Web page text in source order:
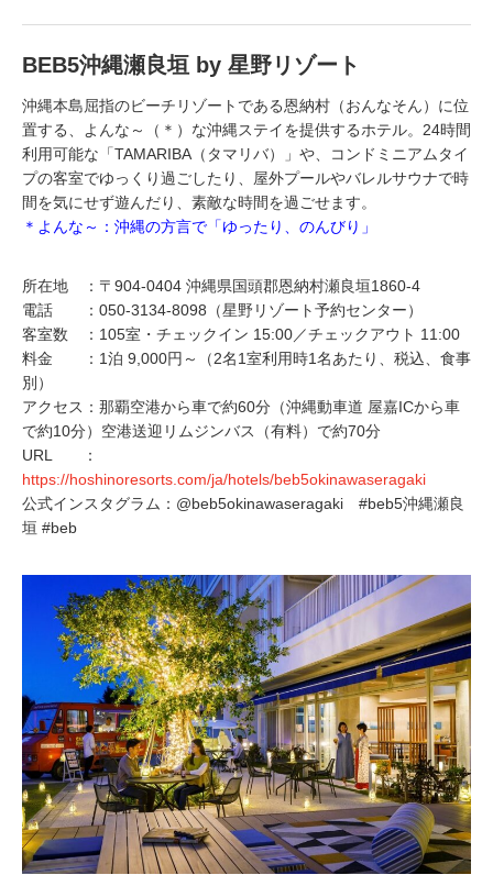
BEB5沖縄瀬良垣 by 星野リゾート
沖縄本島屈指のビーチリゾートである恩納村（おんなそん）に位
置する、よんな～（＊）な沖縄ステイを提供するホテル。24時間
利用可能な「TAMARIBA（タマリバ）」や、コンドミニアムタイ
プの客室でゆっくり過ごしたり、屋外プールやバレルサウナで時
間を気にせず遊んだり、素敵な時間を過ごせます。
＊よんな～：沖縄の方言で「ゆったり、のんびり」
所在地 ：〒904-0404 沖縄県国頭郡恩納村瀬良垣1860-4
電話 ：050-3134-8098（星野リゾート予約センター）
客室数 ：105室・チェックイン 15:00／チェックアウト 11:00
料金 ：1泊 9,000円～（2名1室利用時1名あたり、税込、食事
別）
アクセス：那覇空港から車で約60分（沖縄動車道 屋嘉ICから車
で約10分）空港送迎リムジンバス（有料）で約70分
URL ：
https://hoshinoresorts.com/ja/hotels/beb5okinawaseragaki
公式インスタグラム：@beb5okinawaseragaki #beb5沖縄瀬良
垣 #beb